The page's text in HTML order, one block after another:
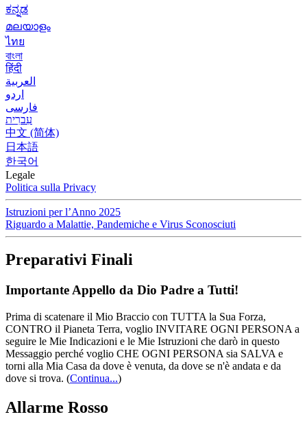
ಕನ್ನಡ
മലയാളം
ไทย
বাংলা
हिंदी
العربية
اردو
فارسی
עִברִית
中文 (简体)
日本語
한국어
Legale
Politica sulla Privacy
Istruzioni per l’Anno 2025
Riguardo a Malattie, Pandemiche e Virus Sconosciuti
Preparativi Finali
Importante Appello da Dio Padre a Tutti!
Prima di scatenare il Mio Braccio con TUTTA la Sua Forza,
CONTRO il Pianeta Terra, voglio INVITARE OGNI PERSONA a
seguire le Mie Indicazioni e le Mie Istruzioni che darò in questo
Messaggio perché voglio CHE OGNI PERSONA sia SALVA e
torni alla Mia Casa da dove è venuta, da dove se n'è andata e da
dove si trova. (Continua...)
Allarme Rosso